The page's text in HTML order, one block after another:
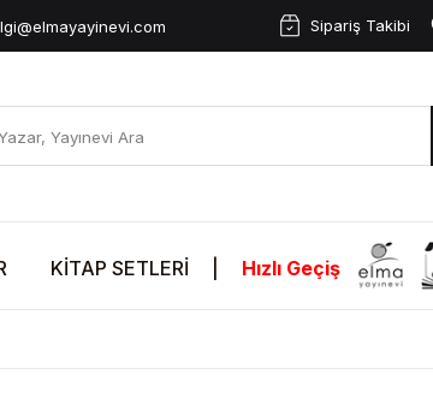
Sipariş Takibi
KITAP SETLERI Hızlı Geçiş